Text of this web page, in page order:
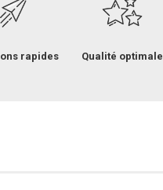
rapides Qualité optimale